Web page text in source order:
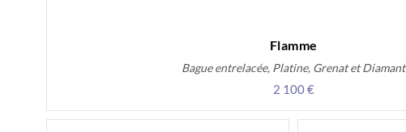
Flamme
Bague entrelacée, Platine, Grenat et Diamant
2 100 €